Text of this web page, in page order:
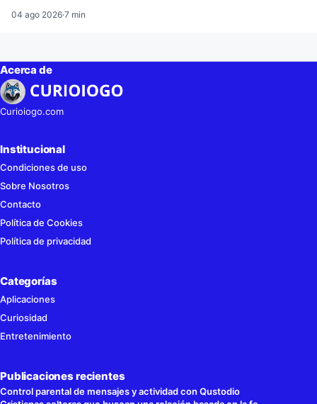
04 ago 2026·7 min
Acerca de
Curioiogo.com
Institucional
Condiciones de uso
Sobre Nosotros
Contacto
Política de Cookies
Política de privacidad
Categorías
Aplicaciones
Curiosidad
Entretenimiento
Publicaciones recientes
Control parental de mensajes y actividad con Qustodio